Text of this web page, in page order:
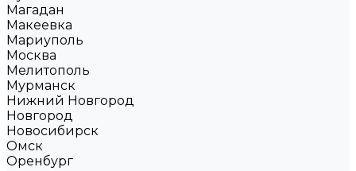
Магадан
Макеевка
Мариуполь
Москва
Мелитополь
Мурманск
Нижний Новгород
Новгород
Новосибирск
Омск
Оренбург